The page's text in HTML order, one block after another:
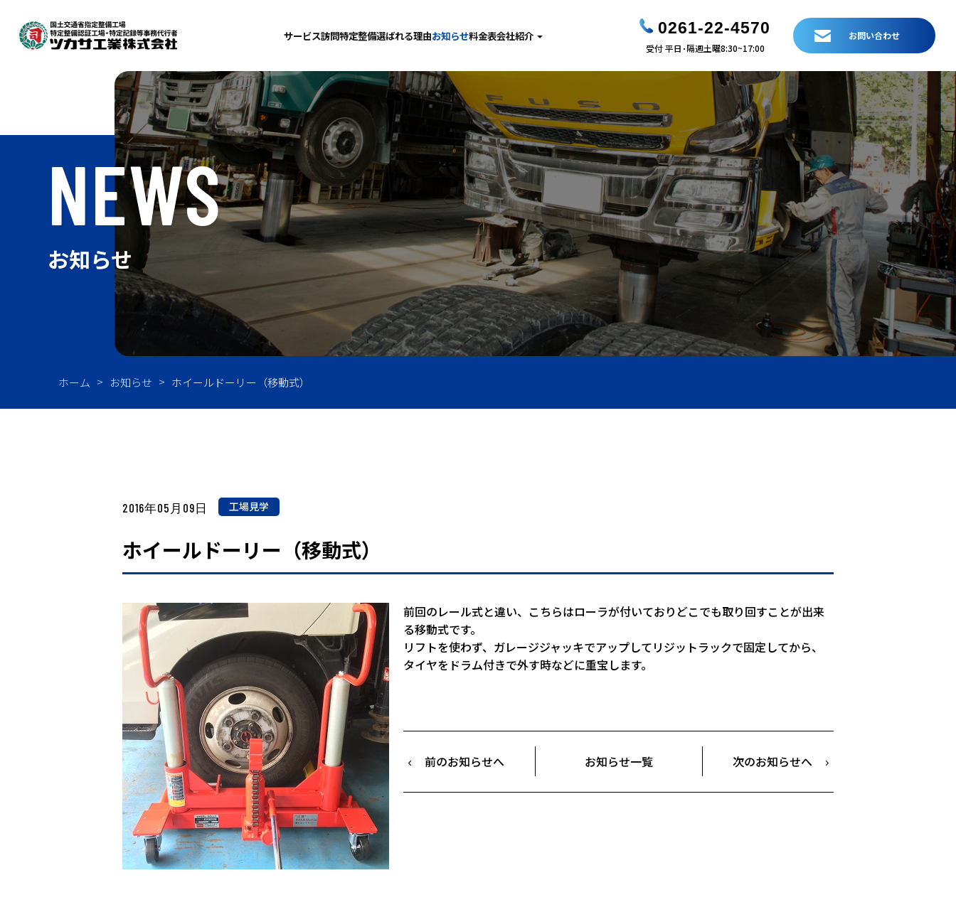
サービス
車検
整備･点検･修理
検査
鈑金･塗装
自動車ガラス
訪問特定整備
油圧ホース製作
訪問特定整備選ばれる理由お知らせ料金表会社紹介
社長あいさつ
会社概要
採用情報
0261-22-4570
受付 平日･隔週土曜8:30~17:00
お問い合わせ
NEWS
お知らせ
ホーム お知らせ ホイールドーリー（移動式）
2016年05月09日 工場見学
ホイールドーリー（移動式）
前回のレール式と違い、こちらはローラが付いておりどこでも取り回すことが出来
る移動式です。
リフトを使わず、ガレージジャッキでアップしてリジットラックで固定してから、
タイヤをドラム付きで外す時などに重宝します。
前のお知らせへ お知らせ一覧 次のお知らせへ